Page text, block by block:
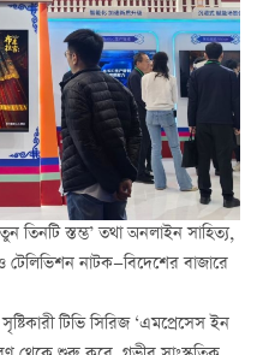
তিনটি স্তম্ভ’ তথা অনলাইন সাহিত্য,
নাটক—বিদেশের বাজারে
সৃষ্টিকারী টিভি সিরিজ ‘এমপ্রেসেস ইন